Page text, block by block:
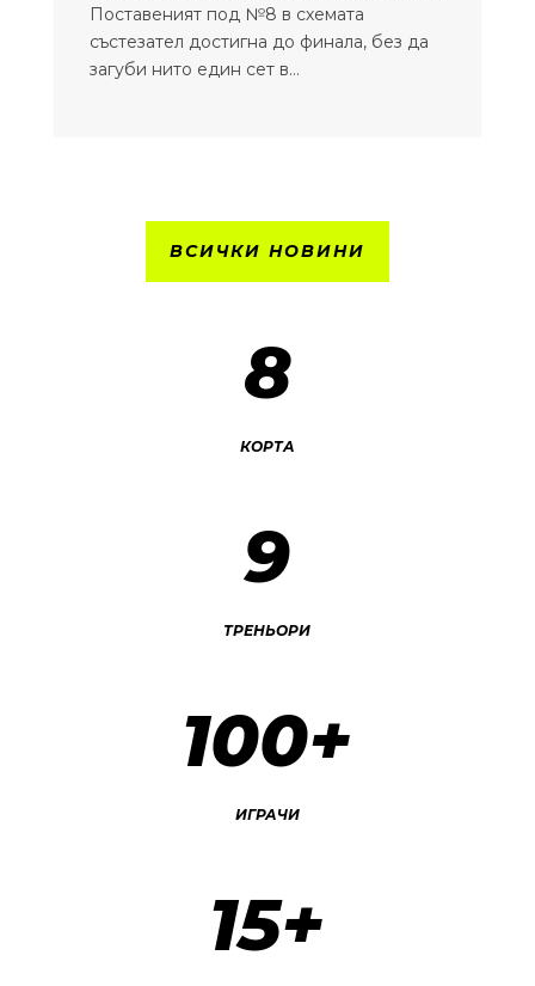
Поставеният под №8 в схемата
състезател достигна до финала, без да
загуби нито един сет в...
ВСИЧКИ НОВИНИ
8
КОРТА
9
ТРЕНЬОРИ
100+
ИГРАЧИ
15+